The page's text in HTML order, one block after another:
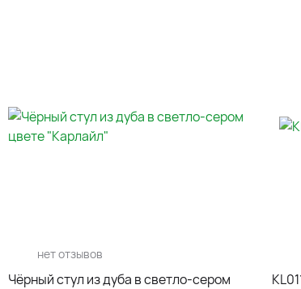
нет отзывов
Чёрный стул из дуба в светло-сером